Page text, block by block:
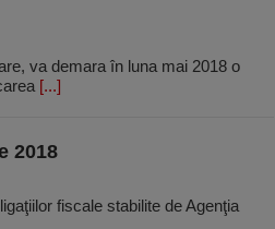
va demara în luna mai 2018 o
[...]
2018
fiscale stabilite de Agenţia